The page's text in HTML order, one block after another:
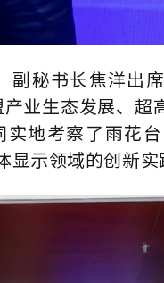
副秘书长焦洋出
业生态发展、超
地考察了雨花
示领域的创新实